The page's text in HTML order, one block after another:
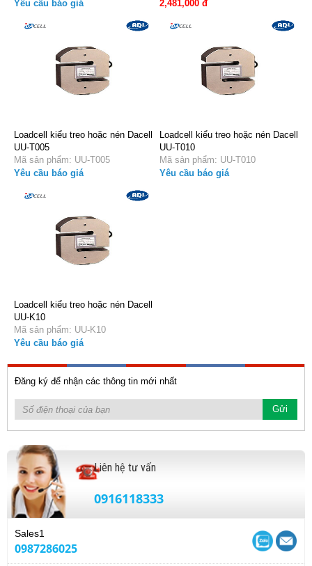
Yêu cầu báo giá 2,481,000 đ
Loadcell kiểu treo hoặc nén Dacell
UU-T005
Mã sản phẩm: UU-T005
Yêu cầu báo giá
Loadcell kiểu treo hoặc nén Dacell
UU-T010
Mã sản phẩm: UU-T010
Yêu cầu báo giá
Loadcell kiểu treo hoặc nén Dacell
UU-K10
Mã sản phẩm: UU-K10
Yêu cầu báo giá
Đăng ký để nhận các thông tin mới nhất
Liên hệ tư vấn
0916118333
Sales1
0987286025